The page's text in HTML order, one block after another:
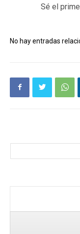
Sé el
No hay entradas